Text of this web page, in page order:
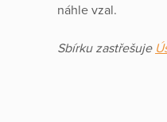
náhle vzal.
Sbírku zastřešuje